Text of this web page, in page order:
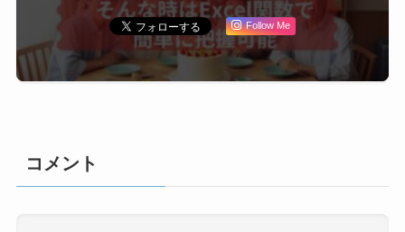
Follow Me
コメント